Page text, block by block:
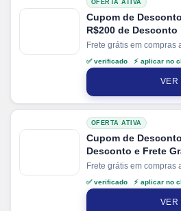
OFERTA ATIVA
Cupom de
R$200 de Desconto
Frete grátis em compras
suas compras em até
+ 5% de desconto em
✅ verificado ⚡ aplicar no
VER
OFERTA ATIVA
Cupom de
Desconto e Frete
Frete grátis em compras
suas compras em até
+ 5% de desconto em
✅ verificado ⚡ aplicar no
VER